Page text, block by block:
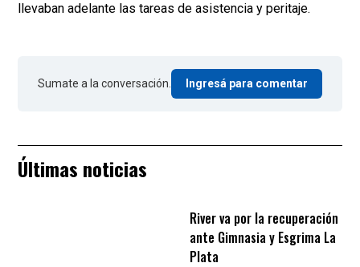
llevaban adelante las tareas de asistencia y peritaje.
Sumate a la conversación. Ingresá para comentar
Últimas noticias
River va por la recuperación
ante Gimnasia y Esgrima La
Plata